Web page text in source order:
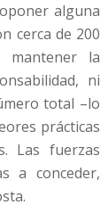
alguna
cerca de 200
mantener la
ni
total –lo
prácticas
Las fuerzas
a conceder,